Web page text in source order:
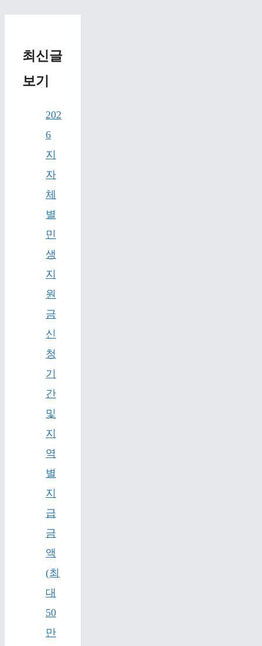
최신글
보기
202
6
지
자
체
별
민
생
지
원
금
신
청
기
간
및
지
역
별
지
급
금
액
(최
대
50
만